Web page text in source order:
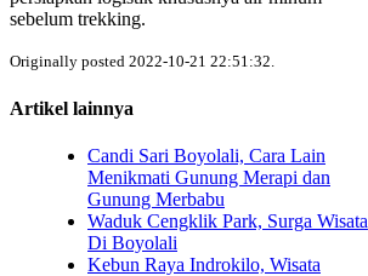
sebelum trekking.
Originally posted 2022-10-21 22:51:32.
Artikel lainnya
Candi Sari Boyolali, Cara Lain
Menikmati Gunung Merapi dan
Gunung Merbabu
Waduk Cengklik Park, Surga Wisata
Di Boyolali
Kebun Raya Indrokilo, Wisata